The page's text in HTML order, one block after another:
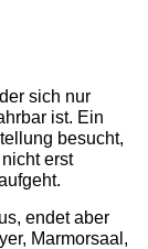
sich nur
ist. Ein
besucht,
erst
endet aber
Marmorsaal,